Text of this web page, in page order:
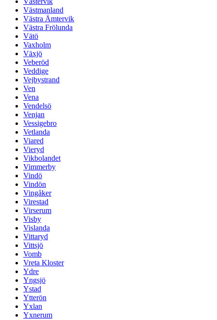
Västmanland
Västra Ämtervik
Västra Frölunda
Vätö
Vaxholm
Växjö
Veberöd
Veddige
Vejbystrand
Ven
Vena
Vendelsö
Venjan
Vessigebro
Vetlanda
Viared
Vieryd
Vikbolandet
Vimmerby
Vindö
Vindön
Vingåker
Virestad
Virserum
Visby
Vislanda
Vittaryd
Vittsjö
Vomb
Vreta Kloster
Ydre
Yngsjö
Ystad
Ytterön
Yxlan
Yxnerum